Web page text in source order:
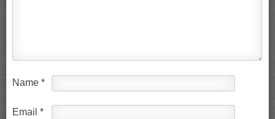
Name *
Email *